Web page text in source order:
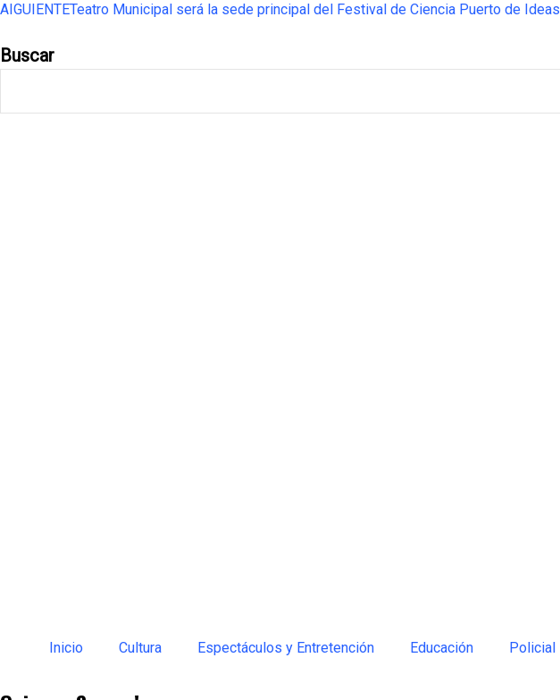
AIGUIENTETeatro Municipal será la sede principal del Festival de Ciencia Puerto de Ideas
Buscar
Inicio Cultura Espectáculos y Entretención Educación Policial